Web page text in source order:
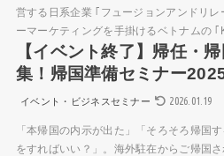
営する日系企業 ｢フュージョンアンドリ
ーマーケティングを手掛けるベトナムの ｢
【イベント終了】帰任・
集！帰国準備セミナー
イベント・ビジネスセミナー 2026.01.19
「本帰国の内示が出た」「そろそろ帰国
をすればいい？」。海外駐在からご帰国